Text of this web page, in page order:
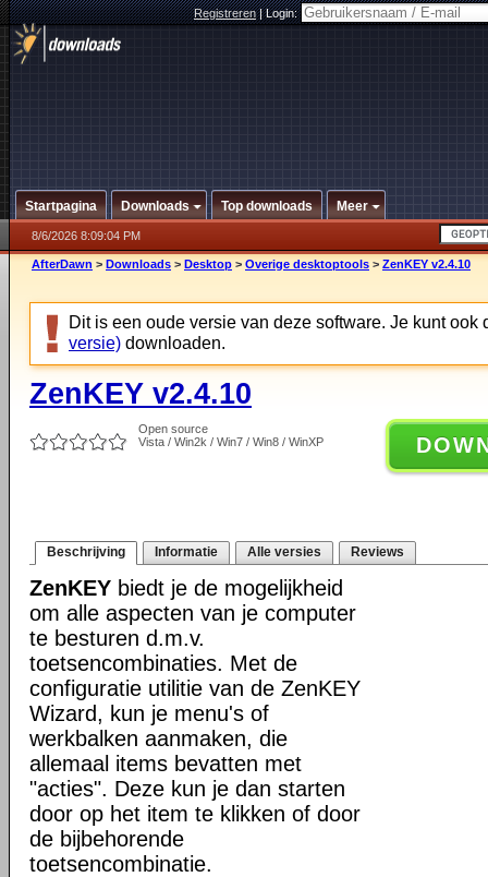
Registreren|Login:
Startpagina Downloads Top downloads Meer
8/6/2026 8:09:04 PM
AfterDawn > Downloads > Desktop > Overige desktoptools > ZenKEY v2.4.10
Dit is een oude versie van deze software. Je kunt ook
versie) downloaden.
ZenKEY v2.4.10
Open source
Vista / Win2k / Win7 / Win8 / WinXP
Beschrijving Informatie Alle versies Reviews
ZenKEY biedt je de mogelijkheid
om alle aspecten van je computer
te besturen d.m.v.
toetsencombinaties. Met de
configuratie utilitie van de ZenKEY
Wizard, kun je menu's of
werkbalken aanmaken, die
allemaal items bevatten met
"acties". Deze kun je dan starten
door op het item te klikken of door
de bijbehorende
toetsencombinatie.